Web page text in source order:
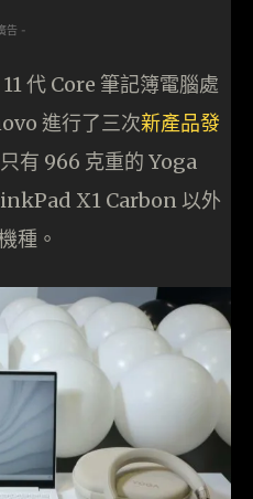
告 -
代 Core 筆記簿電腦處
進行了三次新產品發
有 966 克重的 Yoga
X1 Carbon 以外
種。